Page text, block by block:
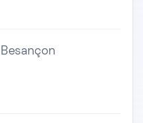
Besançon